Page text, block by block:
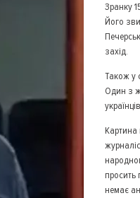
Зранку
Його
захід.
Також у
Один з
Картина
просить
немає